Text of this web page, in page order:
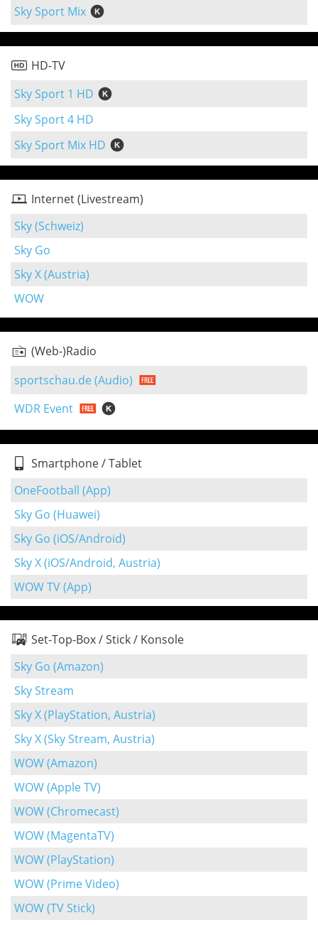
Sky Sport Mix
HD-TV
Sky Sport 1 HD
Sky Sport 4 HD
Sky Sport Mix HD
Internet (Livestream)
Sky (Schweiz)
Sky Go
Sky X (Austria)
WOW
(Web-)Radio
sportschau.de (Audio)
WDR Event
Smartphone / Tablet
OneFootball (App)
Sky Go (Huawei)
Sky Go (iOS/Android)
Sky X (iOS/Android, Austria)
WOW TV (App)
Set-Top-Box / Stick / Konsole
Sky Go (Amazon)
Sky Stream
Sky X (PlayStation, Austria)
Sky X (Sky Stream, Austria)
WOW (Amazon)
WOW (Apple TV)
WOW (Chromecast)
WOW (MagentaTV)
WOW (PlayStation)
WOW (Prime Video)
WOW (TV Stick)